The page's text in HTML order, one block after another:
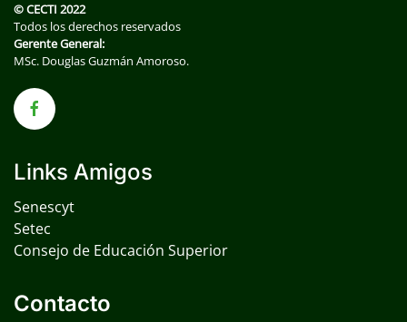
© CECTI 2022
Todos los derechos reservados
Gerente General:
MSc. Douglas Guzmán Amoroso.
Links Amigos
Senescyt
Setec
Consejo de Educación Superior
Contacto